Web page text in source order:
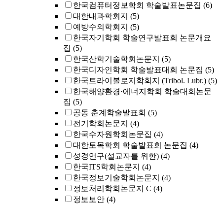
한국컴퓨터정보학회 학술발표논문집 (6)
대한내과학회지 (5)
예방수의학회지 (5)
한국자기학회 학술연구발표회 논문개요
집 (5)
한국산학기술학회논문지 (5)
한국디자인학회 학술발표대회 논문집 (5)
한국트라이볼로지학회지 (Tribol. Lubr.) (5)
한국해양환경·에너지학회 학술대회논문
집 (5)
공동 춘계학술발표회 (5)
전기학회논문지 (4)
한국수자원학회논문집 (4)
대한토목학회 학술발표회 논문집 (4)
성경연구(설교자를 위한) (4)
한국ITS학회논문지 (4)
한국정보기술학회논문지 (4)
정보처리학회논문지 C (4)
정보보안 (4)